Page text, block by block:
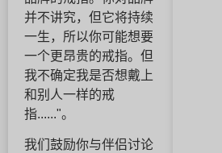
并不讲究，但它将持续
一生，所以你可能想要
一个更昂贵的戒指。但
我不确定我是否想戴上
和别人一样的戒
指......"。
我们鼓励你与伴侣讨论